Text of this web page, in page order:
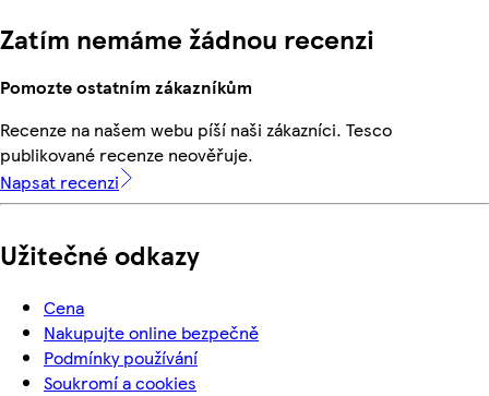
Zatím nemáme žádnou recenzi
Pomozte ostatním zákazníkům
Recenze na našem webu píší naši zákazníci. Tesco
publikované recenze neověřuje.
Napsat recenzi
Užitečné odkazy
Cena
Nakupujte online bezpečně
Podmínky používání
Soukromí a cookies